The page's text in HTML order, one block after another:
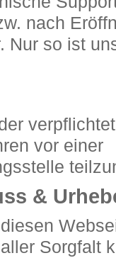
nach
Nur so ist
vor einer
&
Sorgfalt